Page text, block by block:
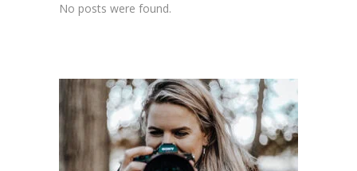
No posts were found.